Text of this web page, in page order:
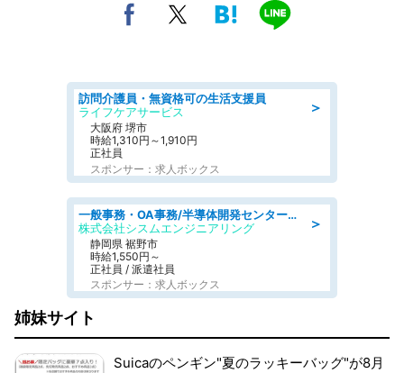
＞
訪問介護員・無資格可の生活支援員
ライフケアサービス
大阪府 堺市
時給1,310円～1,910円
正社員
スポンサー：求人ボックス
＞
一般事務・OA事務/半導体開発センター内で事務&軽作業スタッフ、募集
株式会社シスムエンジニアリング
静岡県 裾野市
時給1,550円～
正社員 / 派遣社員
スポンサー：求人ボックス
姉妹サイト
Suicaのペンギン"夏のラッキーバッグ"が8月